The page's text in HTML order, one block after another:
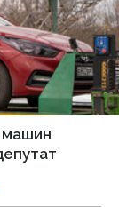
машин